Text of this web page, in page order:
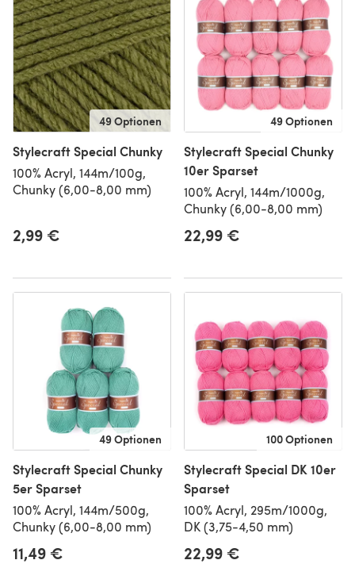
49 Optionen
Stylecraft Special Chunky
100% Acryl, 144m/100g,
Chunky (6,00-8,00 mm)
2,99 €
49 Optionen
Stylecraft Special Chunky
10er Sparset
100% Acryl, 144m/1000g,
Chunky (6,00-8,00 mm)
22,99 €
49 Optionen
Stylecraft Special Chunky
5er Sparset
100% Acryl, 144m/500g,
Chunky (6,00-8,00 mm)
11,49 €
100 Optionen
Stylecraft Special DK 10er
Sparset
100% Acryl, 295m/1000g,
DK (3,75-4,50 mm)
22,99 €